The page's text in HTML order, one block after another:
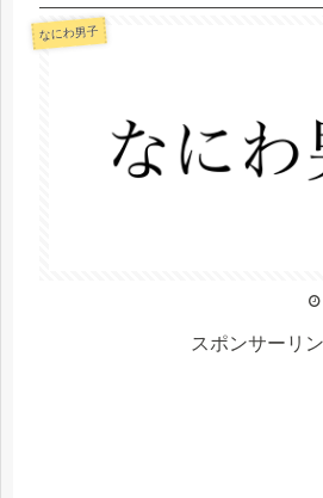
なにわ男子
スポンサーリ